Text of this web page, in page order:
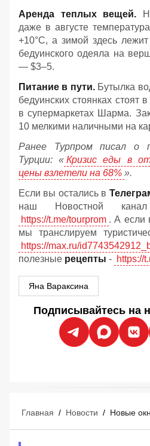
Аренда теплых вещей.
даже в августе
+10°C, а зимой здесь
бедуинского одеяла на
— $3–5.
Питание в пути.Бутылка
бедуинских стоянках стоят
в супермаркетах Шарма.
10 мелкими наличными на
Ранее Турпром писал о
Турции: « Кризис еды в
цены взлетели на 68% ».
Если вы остались в
наш Новостной
https://t.me/tourprom . А если
мы транслируем
https://max.ru/
полезные рецепты - https://
Яна Вараксина
Подписывайтесь на
Главная / Новости /